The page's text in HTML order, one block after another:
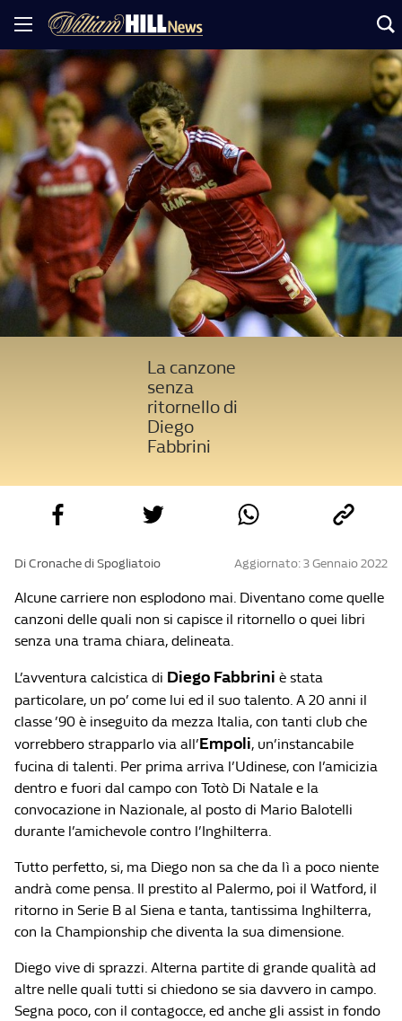
La canzone
senza
ritornello di
Diego
Fabbrini
Di Cronache di Spogliatoio Aggiornato: 3 Gennaio 2022
Alcune carriere non esplodono mai. Diventano come quelle
canzoni delle quali non si capisce il ritornello o quei libri
senza una trama chiara, delineata.
L’avventura calcistica di Diego Fabbrini è stata
particolare, un po’ come lui ed il suo talento. A 20 anni il
classe ’90 è inseguito da mezza Italia, con tanti club che
vorrebbero strapparlo via all’Empoli, un’instancabile
fucina di talenti. Per prima arriva l’Udinese, con l’amicizia
dentro e fuori dal campo con Totò Di Natale e la
convocazione in Nazionale, al posto di Mario Balotelli
durante l’amichevole contro l’Inghilterra.
Tutto perfetto, si, ma Diego non sa che da lì a poco niente
andrà come pensa. Il prestito al Palermo, poi il Watford, il
ritorno in Serie B al Siena e tanta, tantissima Inghilterra,
con la Championship che diventa la sua dimensione.
Diego vive di sprazzi. Alterna partite di grande qualità ad
altre nelle quali tutti si chiedono se sia davvero in campo.
Segna poco, con il contagocce, ed anche gli assist in fondo